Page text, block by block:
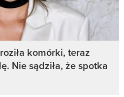
komórki, teraz
Nie sądziła, że spotka